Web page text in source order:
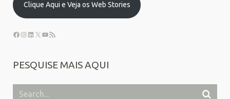
Clique Aqui e Veja os Web Stories
PESQUISE MAIS AQUI